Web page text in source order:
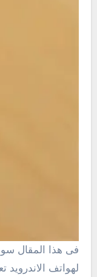
فى هذا المقال سوف نستعرض افضل 5 تطبيقات
لهواتف